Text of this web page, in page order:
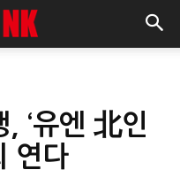
‘유엔 北인
연다